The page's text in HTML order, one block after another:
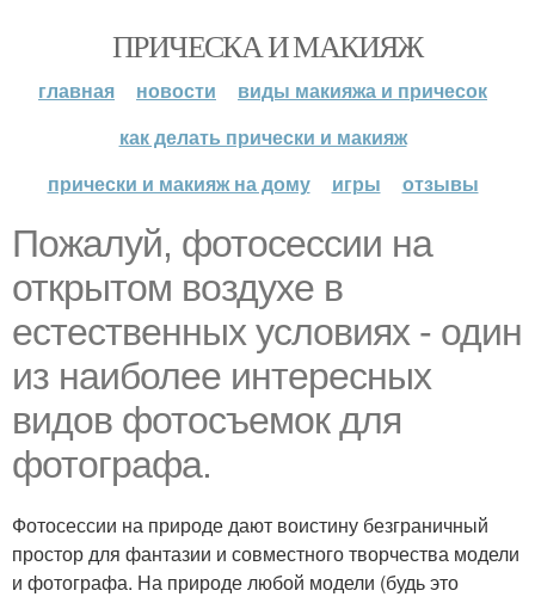
ПРИЧЕСКА И МАКИЯЖ
главная новости
виды макияжа и причесок
как делать прически и макияж
прически и макияж на дому
игры отзывы
Пожалуй, фотосессии на
открытом воздухе в
естественных условиях - один
из наиболее интересных
видов фотосъемок для
фотографа.
Фотосессии на природе дают воистину безграничный
простор для фантазии и совместного творчества модели
и фотографа. На природе любой модели (будь это